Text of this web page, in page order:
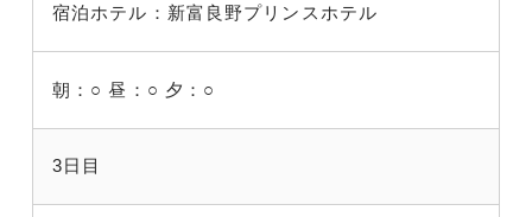
宿泊ホテル：新富良野プリンスホテル
朝：○ 昼：○ 夕：○
3日目